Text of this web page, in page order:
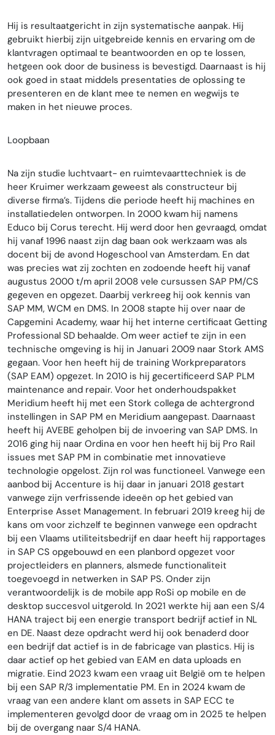
Hij is resultaatgericht in zijn systematische aanpak. Hij
gebruikt hierbij zijn uitgebreide kennis en ervaring om de
klantvragen optimaal te beantwoorden en op te lossen,
hetgeen ook door de business is bevestigd. Daarnaast is hij
ook goed in staat middels presentaties de oplossing te
presenteren en de klant mee te nemen en wegwijs te
maken in het nieuwe proces.
Loopbaan
Na zijn studie luchtvaart- en ruimtevaarttechniek is de
heer Kruimer werkzaam geweest als constructeur bij
diverse firma’s. Tijdens die periode heeft hij machines en
installatiedelen ontworpen. In 2000 kwam hij namens
Educo bij Corus terecht. Hij werd door hen gevraagd, omdat
hij vanaf 1996 naast zijn dag baan ook werkzaam was als
docent bij de avond Hogeschool van Amsterdam. En dat
was precies wat zij zochten en zodoende heeft hij vanaf
augustus 2000 t/m april 2008 vele cursussen SAP PM/CS
gegeven en opgezet. Daarbij verkreeg hij ook kennis van
SAP MM, WCM en DMS. In 2008 stapte hij over naar de
Capgemini Academy, waar hij het interne certificaat Getting
Professional SD behaalde. Om weer actief te zijn in een
technische omgeving is hij in Januari 2009 naar Stork AMS
gegaan. Voor hen heeft hij de training Workpreparators
(SAP EAM) opgezet. In 2010 is hij gecertificeerd SAP PLM
maintenance and repair. Voor het onderhoudspakket
Meridium heeft hij met een Stork collega de achtergrond
instellingen in SAP PM en Meridium aangepast. Daarnaast
heeft hij AVEBE geholpen bij de invoering van SAP DMS. In
2016 ging hij naar Ordina en voor hen heeft hij bij Pro Rail
issues met SAP PM in combinatie met innovatieve
technologie opgelost. Zijn rol was functioneel. Vanwege een
aanbod bij Accenture is hij daar in januari 2018 gestart
vanwege zijn verfrissende ideeën op het gebied van
Enterprise Asset Management. In februari 2019 kreeg hij de
kans om voor zichzelf te beginnen vanwege een opdracht
bij een Vlaams utiliteitsbedrijf en daar heeft hij rapportages
in SAP CS opgebouwd en een planbord opgezet voor
projectleiders en planners, alsmede functionaliteit
toegevoegd in netwerken in SAP PS. Onder zijn
verantwoordelijk is de mobile app RoSi op mobile en de
desktop succesvol uitgerold. In 2021 werkte hij aan een S/4
HANA traject bij een energie transport bedrijf actief in NL
en DE. Naast deze opdracht werd hij ook benaderd door
een bedrijf dat actief is in de fabricage van plastics. Hij is
daar actief op het gebied van EAM en data uploads en
migratie. Eind 2023 kwam een vraag uit België om te helpen
bij een SAP R/3 implementatie PM. En in 2024 kwam de
vraag van een andere klant om assets in SAP ECC te
implementeren gevolgd door de vraag om in 2025 te helpen
bij de overgang naar S/4 HANA.